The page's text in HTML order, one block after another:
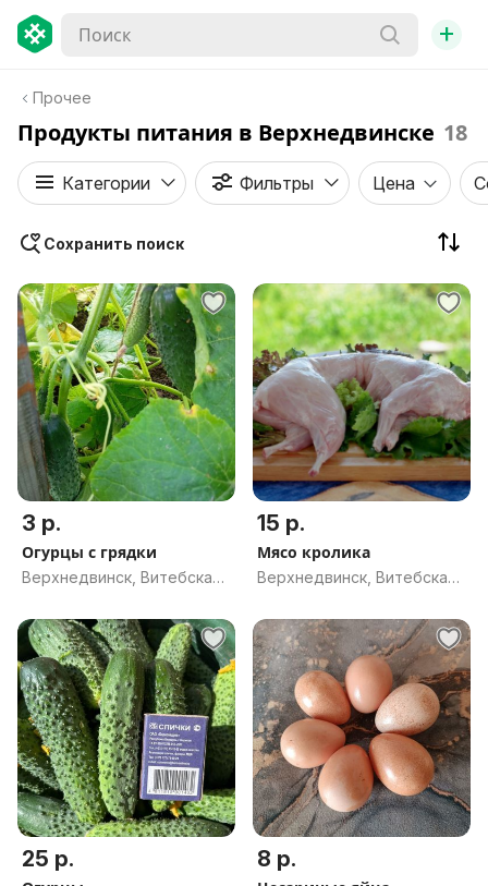
+
Прочее
Продукты питания в Верхнедвинске 18
Категории Фильтры Цена
Сохранить поиск
3 р.
Огурцы с грядки
Верхнедвинск, Витебская
15 р.
Мясо кролика
Верхнедвинск, Витебская
25 р. 8 р.